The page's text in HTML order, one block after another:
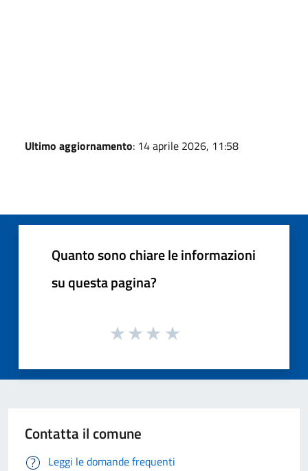
Ultimo aggiornamento: 14 aprile 2026, 11:58
Quanto sono chiare le informazioni
su questa pagina?
Contatta il comune
Leggi le domande frequenti